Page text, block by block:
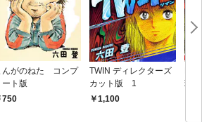
んがのねた コンプ
ート版
750
TWIN ディレクターズ
カット版 1
1,100
璃